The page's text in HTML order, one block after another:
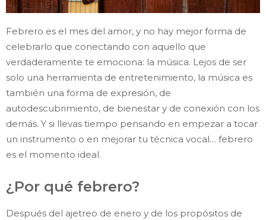
Febrero es el mes del amor, y no hay mejor forma de
celebrarlo que conectando con aquello que
verdaderamente te emociona: la música. Lejos de ser
solo una herramienta de entretenimiento, la música es
también una forma de expresión, de
autodescubrimiento, de bienestar y de conexión con los
demás. Y si llevas tiempo pensando en empezar a tocar
un instrumento o en mejorar tu técnica vocal… febrero
es el momento ideal.
¿Por qué febrero?
Después del ajetreo de enero y de los propósitos de